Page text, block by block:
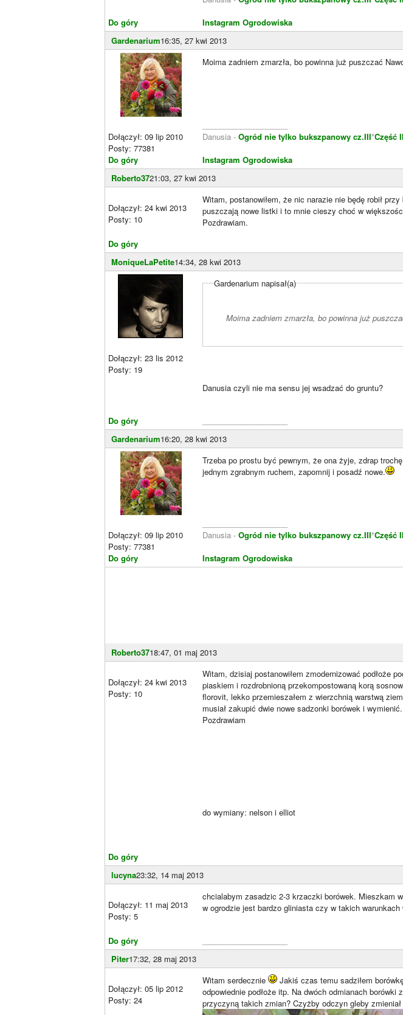
Do góry
Instagram Ogrodowiska
Gardenarium16:35, 27 kwi 2013
Dołączył: 09 lip 2010
Posty: 77381
Do góry
Moima zadniem zmarzła, bo powinna już puszczać
Danusia - Ogród nie tylko bukszpanowy cz.III*Część II
Instagram Ogrodowiska
Roberto3721:03, 27 kwi 2013
Dołączył: 24 kwi 2013
Posty: 10
Do góry
Witam, postanowiłem, że nic narazie nie będę robił
puszczają nowe listki i to mnie cieszy choć w
Pozdrawiam.
MoniqueLaPetite14:34, 28 kwi 2013
Dołączył: 23 lis 2012
Posty: 19
Do góry
Gardenarium napisał(a)
Moima zadniem zmarzła, bo powinna już
Danusia czyli nie ma sensu jej wsadzać do gruntu?
Gardenarium16:20, 28 kwi 2013
Dołączył: 09 lip 2010
Posty: 77381
Do góry
Trzeba po prostu być pewnym, że ona żyje, zdrap
jednym zgrabnym ruchem, zapomnij i posadź nowe.
Danusia - Ogród nie tylko bukszpanowy cz.III*Część II
Instagram Ogrodowiska
Roberto3718:47, 01 maj 2013
Dołączył: 24 kwi 2013
Posty: 10
Do góry
Witam, dzisiaj postanowiłem zmodernizować podłoże
piaskiem i rozdrobnioną przekompostowaną korą
florovit, lekko przemieszałem z wierzchnią warstwą
musiał zakupić dwie nowe sadzonki borówek i wymienić.
Pozdrawiam
do wymiany: nelson i elliot
lucyna23:32, 14 maj 2013
Dołączył: 11 maj 2013
Posty: 5
Do góry
chcialabym zasadzic 2-3 krzaczki borówek. Mieszkam
w ogrodzie jest bardzo gliniasta czy w takich
Piter17:32, 28 maj 2013
Dołączył: 05 lip 2012
Posty: 24
Witam serdecznie
Jakiś czas temu sadziłem
odpowiednie podłoże itp. Na dwóch odmianach
przyczyną takich zmian? Czyżby odczyn gleby